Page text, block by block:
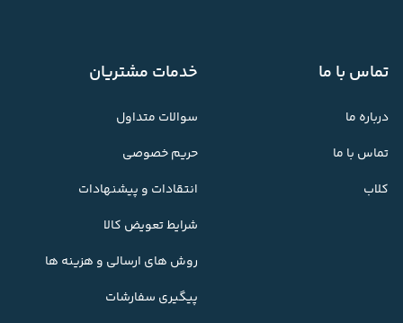
تماس با ما
درباره ما
تماس با ما
کلاب
خدمات مشتریان
سوالات متداول
حریم خصوصی
انتقادات و پیشنهادات
شرایط تعویض کالا
روش های ارسالی و هزینه ها
پیگیری سفارشات